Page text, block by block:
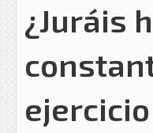
¿Juráis